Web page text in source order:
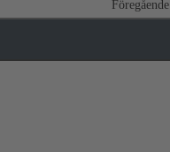
Föregående